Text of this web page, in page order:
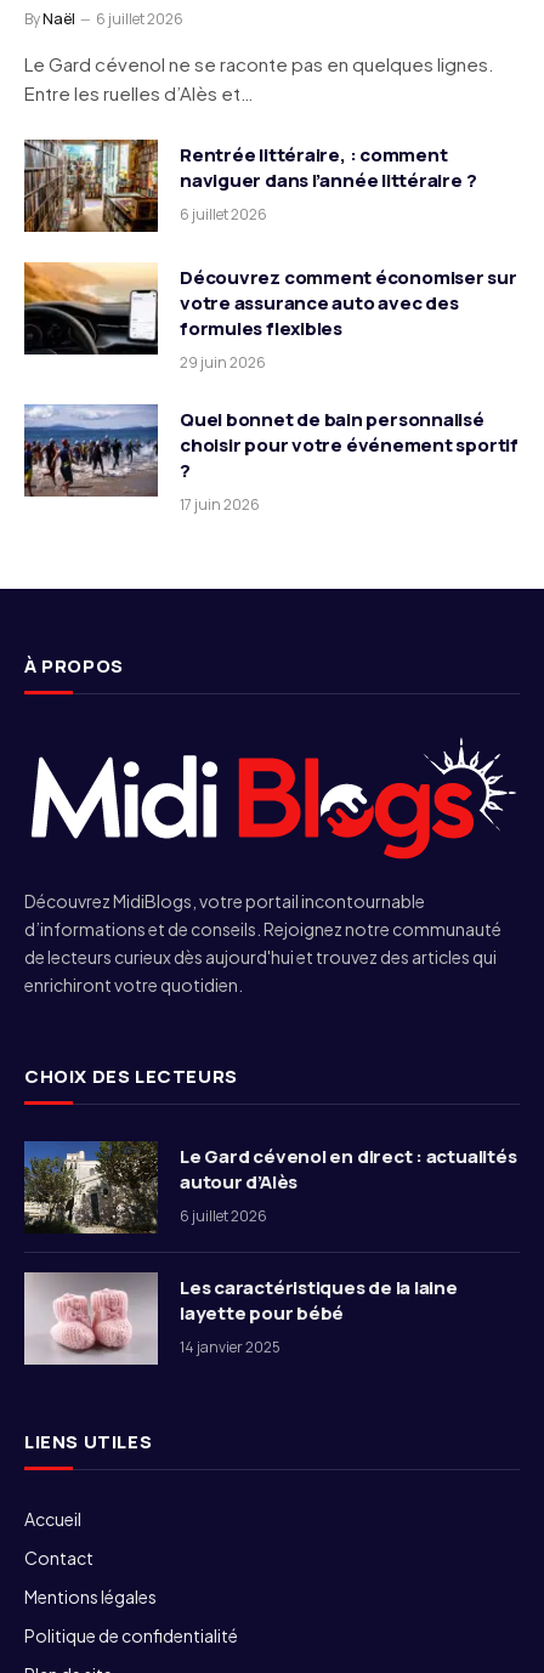
ByNaël 6 juillet 2026
Le Gard cévenol ne se raconte pas en quelques lignes.
Entre les ruelles d’Alès et…
Rentrée littéraire, : comment
naviguer dans l’année littéraire ?
6 juillet 2026
Découvrez comment économiser sur
votre assurance auto avec des
formules flexibles
29 juin 2026
Quel bonnet de bain personnalisé
choisir pour votre événement sportif
?
17 juin 2026
À PROPOS
Découvrez MidiBlogs, votre portail incontournable
d’informations et de conseils. Rejoignez notre communauté
de lecteurs curieux dès aujourd'hui et trouvez des articles qui
enrichiront votre quotidien.
CHOIX DES LECTEURS
Le Gard cévenol en direct : actualités
autour d’Alès
6 juillet 2026
Les caractéristiques de la laine
layette pour bébé
14 janvier 2025
LIENS UTILES
Accueil
Contact
Mentions légales
Politique de confidentialité